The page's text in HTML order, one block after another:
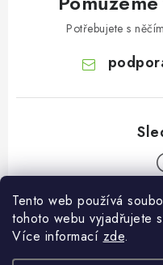
Tento web používá
tohoto webu vyjadřujete
Více informací zde.
Potřebujete s
Pomoc a informace